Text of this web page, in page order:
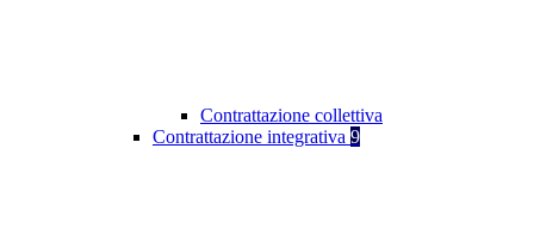
Contrattazione collettiva
Contrattazione integrativa 9